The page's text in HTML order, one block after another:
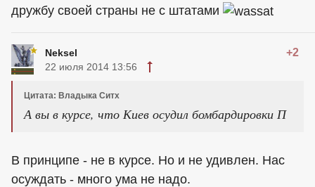
дружбу своей страны не с штатами
Neksel +2
22 июля 2014 13:56
Цитата: Владыка Ситх
А вы в курсе, что Киев осудил бомбардировки П
В принципе - не в курсе. Но и не удивлен. Нас
осуждать - много ума не надо.